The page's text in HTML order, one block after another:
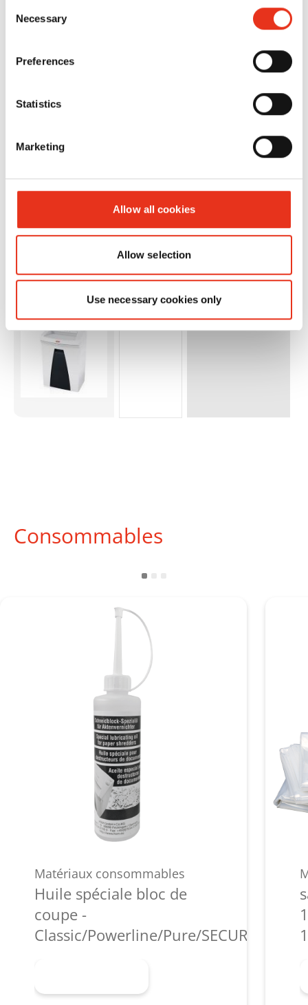
Selection
Necessary
Preferences
Statistics
Marketing
Allow all cookies
Allow selection
Use necessary cookies only
SECURIO
mm
4026631047821
HSM
B22 - 3,9 x
1833121 4026631047838
Consommables
Matériaux consommables
Huile spéciale bloc de
coupe -
Classic/Powerline/Pure/SECURIO/